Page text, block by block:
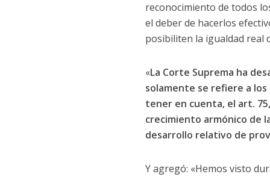
reconocimiento de todos
el deber de hacerlos
posibiliten la igualdad real
«La Corte Suprema ha
solamente se refiere a
tener en cuenta, el art.
crecimiento armónico de
desarrollo relativo de
Y agregó: «Hemos visto